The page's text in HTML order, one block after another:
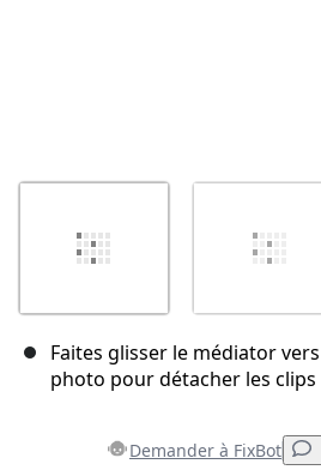
Faites glisser le médiator
photo pour détacher les
Demander à FixBot